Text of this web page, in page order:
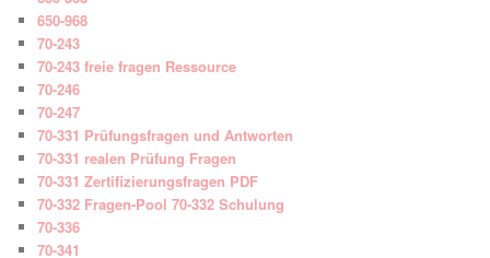
650-968
70-243
70-243 freie fragen Ressource
70-246
70-247
70-331 Prüfungsfragen und Antworten
70-331 realen Prüfung Fragen
70-331 Zertifizierungsfragen PDF
70-332 Fragen-Pool 70-332 Schulung
70-336
70-341